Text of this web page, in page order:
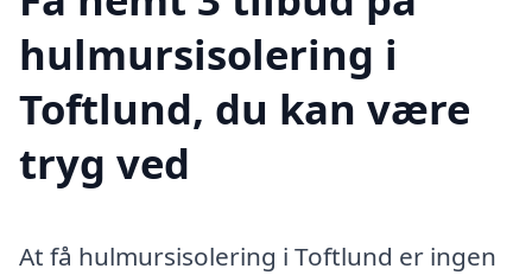
hulmursisolering i
Toftlund, du kan være
tryg ved
At få hulmursisolering i Toftlund er ingen